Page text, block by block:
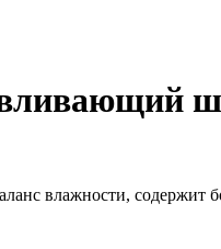
влажности, содержит